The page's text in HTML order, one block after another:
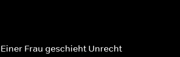
Einer Frau geschieht Unrecht